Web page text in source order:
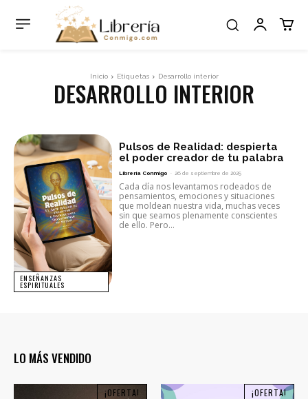
Inicio Etiquetas Desarrollo interior
DESARROLLO INTERIOR
ENSEÑANZAS
ESPIRITUALES
Pulsos de Realidad: despierta
el poder creador de tu palabra
Librería Conmigo - 26 de septiembre de 2025
Cada día nos levantamos rodeados de
pensamientos, emociones y situaciones
que moldean nuestra vida, muchas veces
sin que seamos plenamente conscientes
de ello. Pero...
LO MÁS VENDIDO
¡OFERTA! ¡OFERTA!